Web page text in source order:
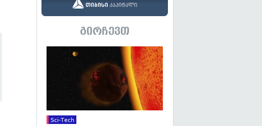
გირჩევთ
Sci-Tech